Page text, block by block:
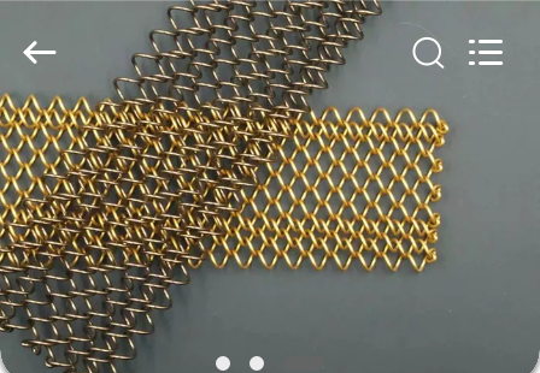
HAUS
PRODUKTE
ÜBER
UNS
Mesh
Co.,Ltd.
Reserved.